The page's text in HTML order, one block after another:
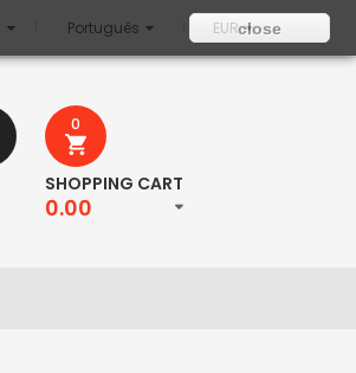
EUR
Português
0
SHOPPING CART
0.00
close